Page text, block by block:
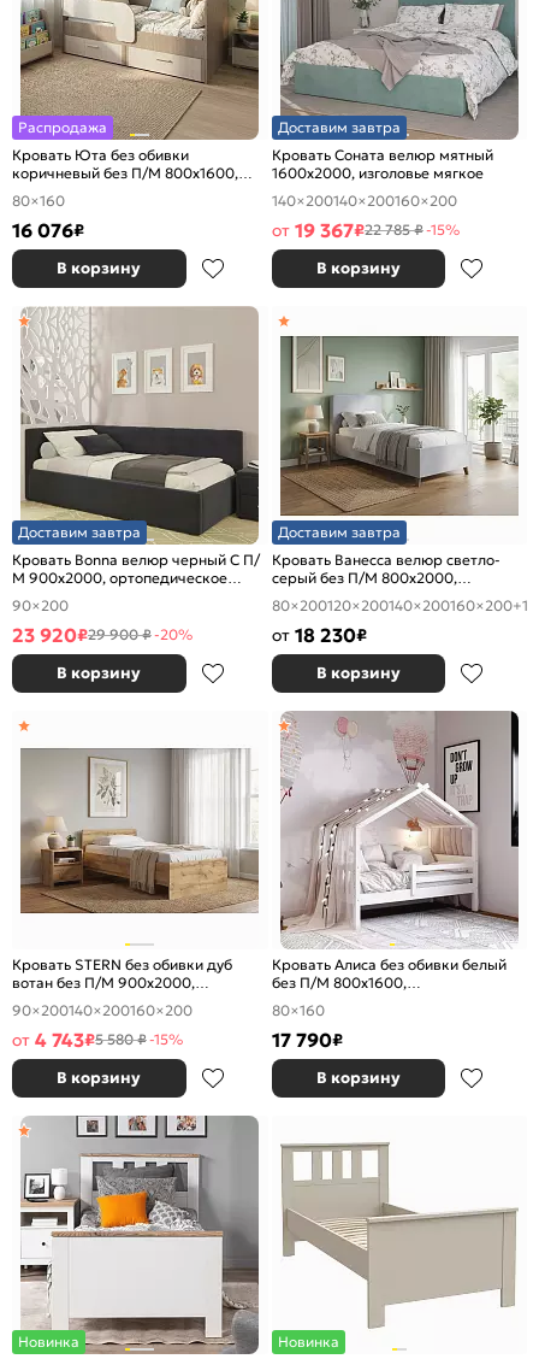
Распродажа
Кровать Юта без обивки
коричневый без П/М 800x1600,
изголовье жесткое
80×160
16 076₽
В корзину
Доставим завтра
Кровать Соната велюр мятный
1600x2000, изголовье мягкое
140×200140×200160×200
от 19 367₽22 785 ₽-15%
В корзину
Доставим завтра
Кровать Bonna велюр черный С П/
М 900x2000, ортопедическое
основание, изголовье мягкое
90×200
23 920₽29 900 ₽-20%
В корзину
Доставим завтра
Кровать Ванесса велюр светло-
серый без П/М 800x2000,
изголовье мягкое
80×200120×200140×200160×200+1
от 18 230₽
В корзину
Кровать STERN без обивки дуб
вотан без П/М 900x2000,
изголовье жесткое
90×200140×200160×200
от 4 743₽5 580 ₽-15%
В корзину
Кровать Алиса без обивки белый
без П/М 800x1600,
ортопедическое основание,
изголовье жесткое
80×160
17 790₽
В корзину
Новинка
Новинка